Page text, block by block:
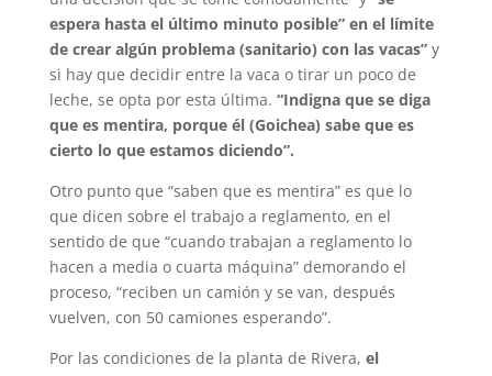
espera hasta el último minuto posible” en el límite
de crear algún problema (sanitario) con las vacas”y
si hay que decidir entre la vaca o tirar un poco de
leche, se opta por esta última. “Indigna que se diga
que es mentira, porque él (Goichea) sabe que es
cierto lo que estamos diciendo”.
Otro punto que “saben que es mentira” es que lo
que dicen sobre el trabajo a reglamento, en el
sentido de que “cuando trabajan a reglamento lo
hacen a media o cuarta máquina” demorando el
proceso, “reciben un camión y se van, después
vuelven, con 50 camiones esperando”.
Por las condiciones de la planta de Rivera, el